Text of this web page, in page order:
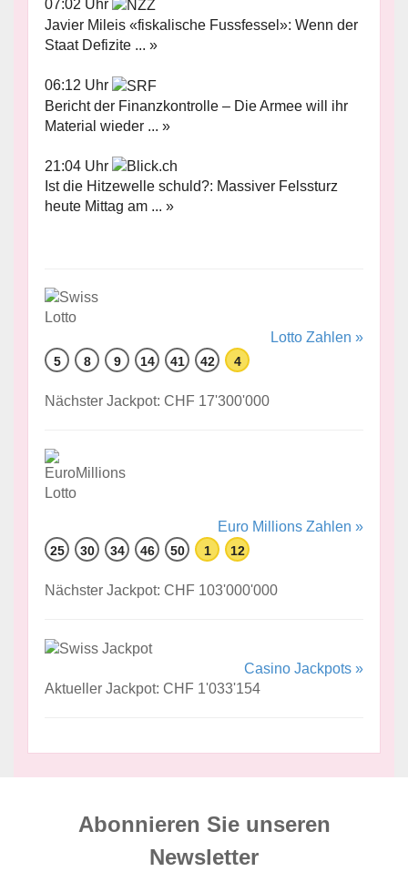
07:02 Uhr
Javier Mileis «fiskalische Fussfessel»: Wenn der
Staat Defizite ... »
06:12 Uhr
Bericht der Finanzkontrolle – Die Armee will ihr
Material wieder ... »
21:04 Uhr
Ist die Hitzewelle schuld?: Massiver Felssturz
heute Mittag am ... »
Lotto Zahlen »
5 8 9 14 41 42 4
Nächster Jackpot: CHF 17'300'000
Euro Millions Zahlen »
25 30 34 46 50 1 12
Nächster Jackpot: CHF 103'000'000
Casino Jackpots »
Aktueller Jackpot: CHF 1'033'154
Abonnieren Sie unseren
News­letter